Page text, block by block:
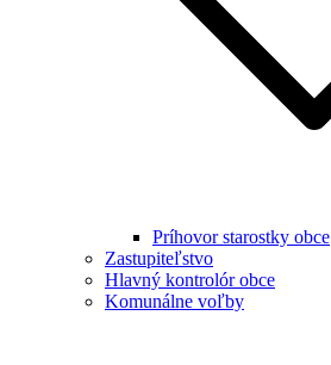
Príhovor starostky obce
Zastupiteľstvo
Hlavný kontrolór obce
Komunálne voľby